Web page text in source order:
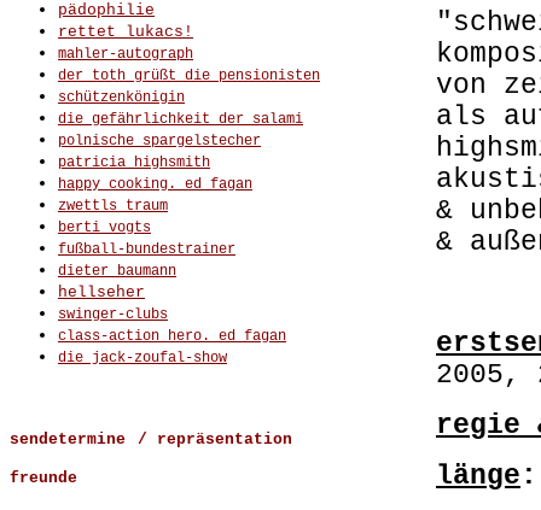
pädophilie
rettet lukacs!
mahler-autograph
der toth grüßt die pensionisten
schützenkönigin
die gefährlichkeit der salami
polnische spargelstecher
patricia highsmith
happy cooking. ed fagan
zwettls traum
berti vogts
fußball-bundestrainer
dieter baumann
hellseher
swinger-clubs
class-action hero. ed fagan
die jack-zoufal-show
sendetermine / repräsentation
freunde
von
als
&
&
2005,
regie
länge :